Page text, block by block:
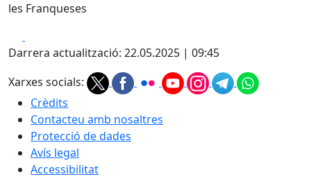
les Franqueses
Darrera actualització: 22.05.2025 | 09:45
Xarxes socials:
Crèdits
Contacteu amb nosaltres
Protecció de dades
Avís legal
Accessibilitat